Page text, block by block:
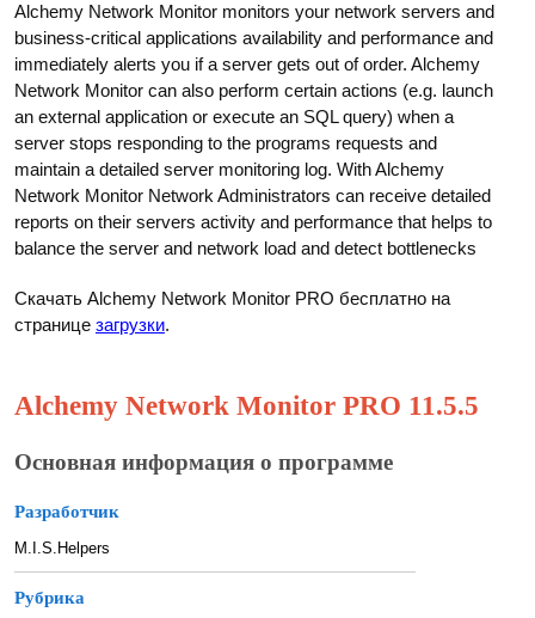
Alchemy Network Monitor monitors your network servers and
business-critical applications availability and performance and
immediately alerts you if a server gets out of order. Alchemy
Network Monitor can also perform certain actions (e.g. launch
an external application or execute an SQL query) when a
server stops responding to the programs requests and
maintain a detailed server monitoring log. With Alchemy
Network Monitor Network Administrators can receive detailed
reports on their servers activity and performance that helps to
balance the server and network load and detect bottlenecks
Скачать Alchemy Network Monitor PRO бесплатно на
странице загрузки.
Alchemy Network Monitor PRO 11.5.5
Основная информация о программе
Разработчик
M.I.S.Helpers
Рубрика